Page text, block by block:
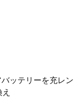
バッテリーを充レン